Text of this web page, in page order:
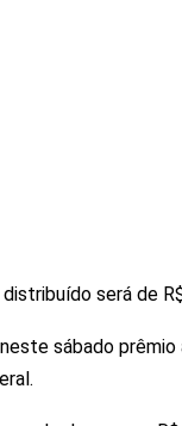
será de
sábado prêmio